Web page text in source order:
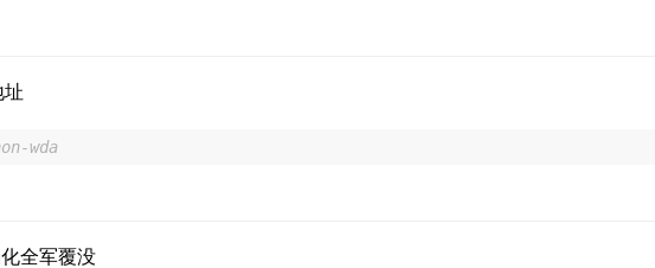
址
#代码执行的驱动，需要pip install python-wda
全军覆没